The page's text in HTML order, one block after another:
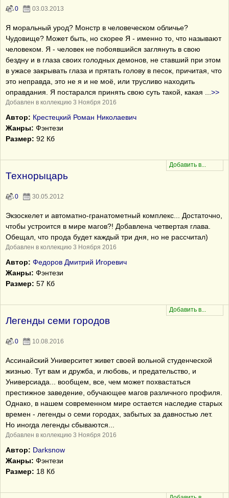
0 03.03.2013
Я моральный урод? Монстр в человеческом обличье?
Чудовище? Может быть, но скорее Я - именно то, что называют
человеком. Я - человек не побоявшийся заглянуть в свою
бездну и в глаза своих голодных демонов, не ставший при этом
в ужасе закрывать глаза и прятать голову в песок, причитая, что
это неправда, это не я и не моё, или трусливо находить
оправдания. Я постарался принять свою суть такой, какая
>>
Добавлен в коллекцию 3 Ноября 2016
Автор: Крестецкий Роман Николаевич
Жанры: Фэнтези
Размер: 92 Кб
Технорыцарь
0 30.05.2012
Экзоскелет и автоматно-гранатометный комплекс... Достаточно,
чтобы устроится в мире магов?! Добавлена четвертая глава.
Обещал, что прода будет каждый три дня, но не рассчитал)
Добавлен в коллекцию 3 Ноября 2016
Автор: Федоров Дмитрий Игоревич
Жанры: Фэнтези
Размер: 57 Кб
Легенды семи городов
0 10.08.2016
Ассинайский Университет живет своей вольной студенческой
жизнью. Тут вам и дружба, и любовь, и предательство, и
Универсиада... вообщем, все, чем может похвастаться
престижное заведение, обучающее магов различного профиля.
Однако, в нашем современном мире остается наследие старых
времен - легенды о семи городах, забытых за давностью лет.
Но иногда легенды сбываются...
Добавлен в коллекцию 3 Ноября 2016
Автор: Darksnow
Жанры: Фэнтези
Размер: 18 Кб